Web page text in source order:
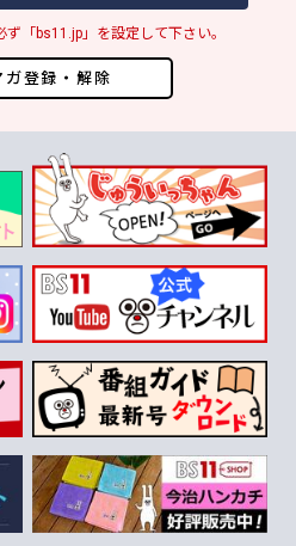
ガ登録・解除
「bs11.jp」を設定して下さい。